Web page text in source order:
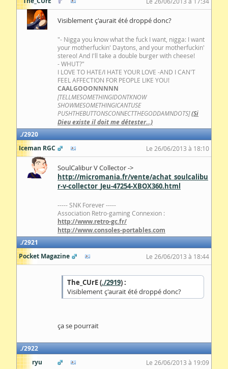
Visiblement ç'aurait été droppé donc?
"- Nigga you know what the fuck I want, nigga: I want
your motherfuckin' Daytons, and your motherfuckin'
stereo! And I'll take a double burger with cheese!
- WHUT?"
I LOVE TO HATE/I HATE YOUR LOVE -AND I CAN'T
FEEL AFFECTION FOR PEOPLE LIKE YOU!
CAALGOOONNNNN
[TELLMESOMETHINGIDONTKNOW
SHOWMESOMETHINGICANTUSE
PUSHTHEBUTTONSCONNECTTHEGODDAMNDOTS](Si
Dieu existe il doit me détester...)
2920
Iceman RGC
Le 26/06/2013 à 18:10
SoulCalibur V Collector ->
http://micromania.fr/vente/achat_soulcalibu
r-v-collector_Jeu-47254-XBOX360.html
----- SNK Forever -----
Association Retro-gaming Connexion :
http://www.retro-gc.fr/
http://www.consoles-portables.com
2921
Pocket Magazine
Le 26/06/2013 à 18:44
The_CUrE (./2919) :
Visiblement ç'aurait été droppé donc?
ça se pourrait
2922
ryu
Le 26/06/2013 à 19:09